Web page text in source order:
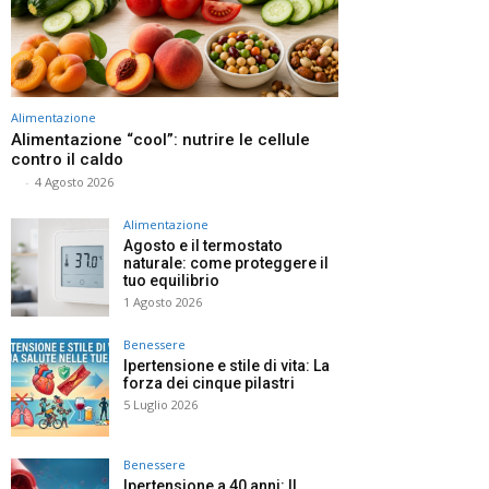
Alimentazione
Alimentazione “cool”: nutrire le cellule
contro il caldo
- 4 Agosto 2026
Alimentazione
Agosto e il termostato
naturale: come proteggere il
tuo equilibrio
1 Agosto 2026
Benessere
Ipertensione e stile di vita: La
forza dei cinque pilastri
5 Luglio 2026
Benessere